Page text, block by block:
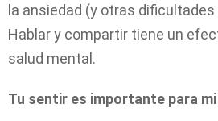
la ansiedad (y otras
Hablar y compartir tiene un
salud mental.
Tu sentir es importante para mi